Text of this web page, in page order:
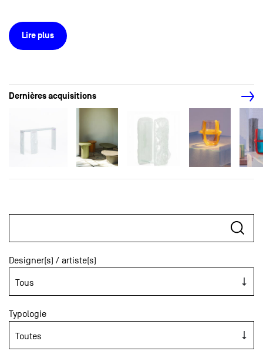
Lire plus
Dernières acquisitions
Designer(s) / artiste(s)
Typologie